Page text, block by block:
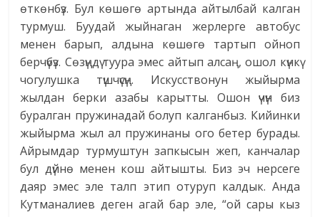
өткөнбүз. Бул көшөгө артында айтылбай калган
турмуш. Буудай жыйнаган жерлерге автобус
менен барып, алдына көшөгө тартып ойноп
берчүбүз. Сөзүңдү туура эмес айтып алсаң, ошол күнкү
чогулушка түшчүсүң. Искусствонун жыйырма
жылдан берки азабы карытты. Ошон үчүн биз
буралган пружинадай болуп калганбыз. Кийинки
жыйырма жыл ал пружинаны ого бетер бурады.
Айрымдар турмуштун запкысын жеп, канчалар
бул дүйнө менен кош айтышты. Биз эч нерсеге
даяр эмес эле талп этип отуруп калдык. Анда
Кутманалиев деген агай бар эле, “ой сары кыз